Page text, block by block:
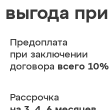
выгода
Предоплата
при заключении
договора всего 10%
Рассрочка